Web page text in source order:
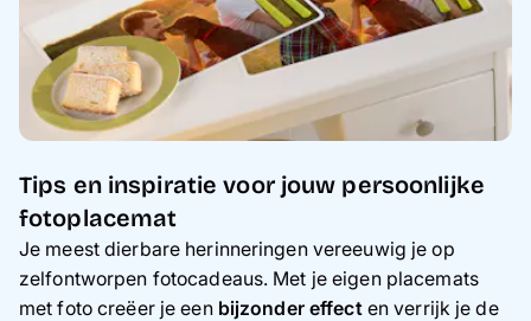
Tips en inspiratie voor jouw persoonlijke
fotoplacemat
Je meest dierbare herinneringen vereeuwig je op
zelfontworpen fotocadeaus. Met je eigen placemats
met foto creëer je een bijzonder effecten verrijk je de